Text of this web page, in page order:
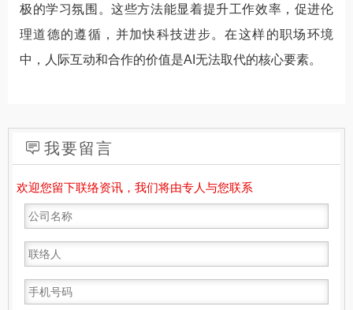
极的学习氛围。这些方法能显着提升工作效率，促进伦
理道德的遵循，并加快科技进步。在这样的职场环境
中，人际互动和合作的价值是AI无法取代的核心要素。
我要留言
欢迎您留下联络资讯，我们将由专人与您联系